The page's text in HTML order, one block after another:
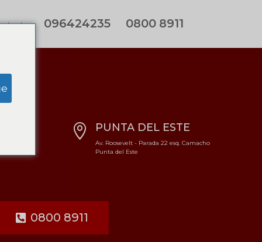
096424235 0800 8911
 PUNTA DEL ESTE
Av. Roosevelt - Parada 22 esq. Camacho
Punta del Este
0800 8911